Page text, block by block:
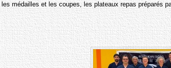
médailles et les coupes, les plateaux repas